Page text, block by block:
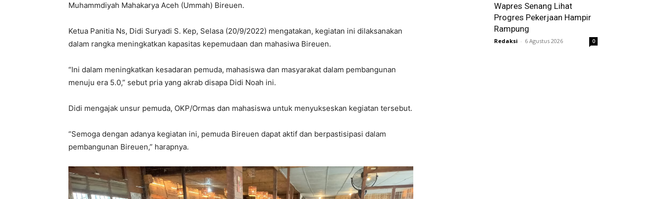
Muhammdiyah Mahakarya Aceh (Ummah) Bireuen.
Ketua Panitia Ns, Didi Suryadi S. Kep, Selasa (20/9/2022) mengatakan, kegiatan ini dilaksanakan
dalam rangka meningkatkan kapasitas kepemudaan dan mahasiwa Bireuen.
“Ini dalam meningkatkan kesadaran pemuda, mahasiswa dan masyarakat dalam pembangunan
menuju era 5.0,” sebut pria yang akrab disapa Didi Noah ini.
Didi mengajak unsur pemuda, OKP/Ormas dan mahasiswa untuk menyukseskan kegiatan tersebut.
“Semoga dengan adanya kegiatan ini, pemuda Bireuen dapat aktif dan berpastisipasi dalam
pembangunan Bireuen,” harapnya.
Wapres Senang Lihat
Progres Pekerjaan Hampir
Rampung
Redaksi - 6 Agustus 2026 0